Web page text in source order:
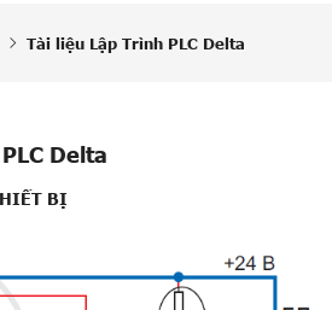
Tài liệu Lập Trình PLC Delta
Delta
BỊ